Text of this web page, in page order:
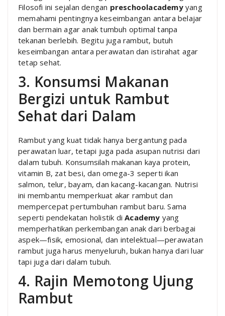
Filosofi ini sejalan dengan preschoolacademyyang
memahami pentingnya keseimbangan antara belajar
dan bermain agar anak tumbuh optimal tanpa
tekanan berlebih. Begitu juga rambut, butuh
keseimbangan antara perawatan dan istirahat agar
tetap sehat.
3. Konsumsi Makanan
Bergizi untuk Rambut
Sehat dari Dalam
Rambut yang kuat tidak hanya bergantung pada
perawatan luar, tetapi juga pada asupan nutrisi dari
dalam tubuh. Konsumsilah makanan kaya protein,
vitamin B, zat besi, dan omega-3 seperti ikan
salmon, telur, bayam, dan kacang-kacangan. Nutrisi
ini membantu memperkuat akar rambut dan
mempercepat pertumbuhan rambut baru. Sama
seperti pendekatan holistik diAcademy yang
memperhatikan perkembangan anak dari berbagai
aspek—fisik, emosional, dan intelektual—perawatan
rambut juga harus menyeluruh, bukan hanya dari luar
tapi juga dari dalam tubuh.
4. Rajin Memotong Ujung
Rambut